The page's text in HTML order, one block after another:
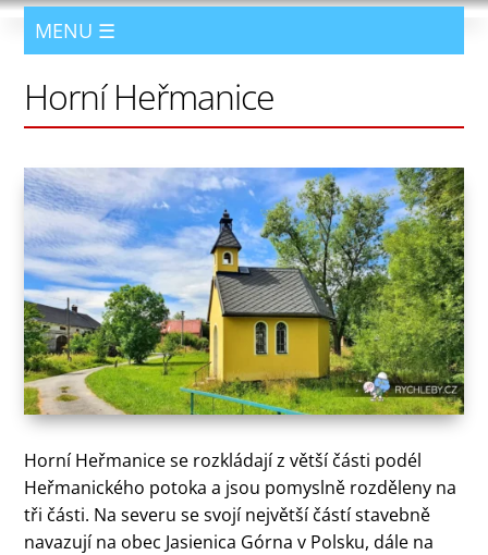
Horní Heřmanice
Horní Heřmanice se rozkládají z větší části podél
Heřmanického potoka a jsou pomyslně rozděleny na
tři části. Na severu se svojí největší částí stavebně
navazují na obec Jasienica Górna v Polsku, dále na